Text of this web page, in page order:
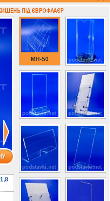
ПІД ЄВРОФЛАЄР
MH-50